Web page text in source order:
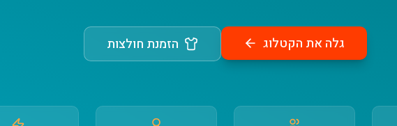
גלה את הקטלוג הזמנת חולצות